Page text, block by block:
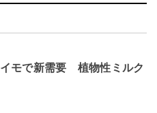
モで新需要 植物性ミルク